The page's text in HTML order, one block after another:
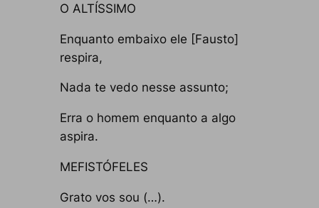
O ALTÍSSIMO
Enquanto embaixo ele [Fausto]
respira,
Nada te vedo nesse assunto;
Erra o homem enquanto a algo
aspira.
MEFISTÓFELES
Grato vos sou (…).